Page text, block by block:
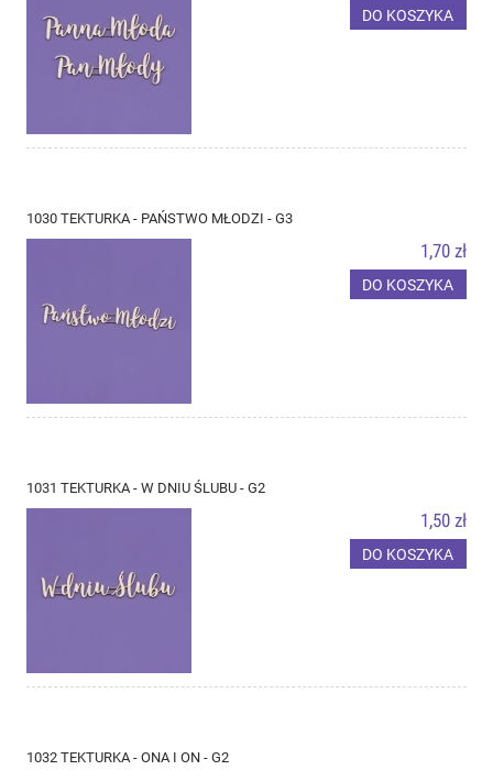
DO KOSZYKA
1030 TEKTURKA - PAŃSTWO MŁODZI - G3
1,70 zł
DO KOSZYKA
1031 TEKTURKA - W DNIU ŚLUBU - G2
1,50 zł
DO KOSZYKA
1032 TEKTURKA - ONA I ON - G2